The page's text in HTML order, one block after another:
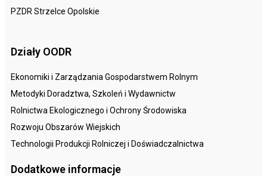
PZDR Strzelce Opolskie
Działy OODR
Ekonomiki i Zarządzania Gospodarstwem Rolnym
Metodyki Doradztwa, Szkoleń i Wydawnictw
Rolnictwa Ekologicznego i Ochrony Środowiska
Rozwoju Obszarów Wiejskich
Technologii Produkcji Rolniczej i Doświadczalnictwa
Dodatkowe informacje